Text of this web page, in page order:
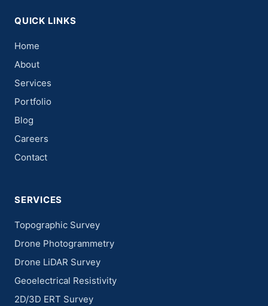
QUICK LINKS
Home
About
Services
Portfolio
Blog
Careers
Contact
SERVICES
Topographic Survey
Drone Photogrammetry
Drone LiDAR Survey
Geoelectrical Resistivity
2D/3D ERT Survey